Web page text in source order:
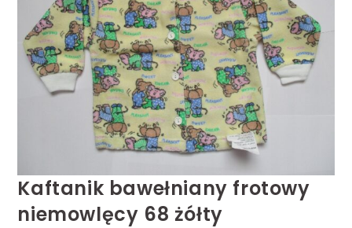
Kaftanik bawełniany frotowy
niemowlęcy 68 żółty